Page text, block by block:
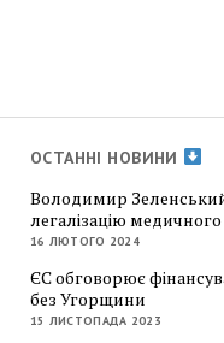
ОСТАННІ НОВИНИ
Володимир
легалізацію медичного
16 ЛЮТОГО 2024
ЄС обговорює
без Угорщини
15 ЛИСТОПАДА 2023